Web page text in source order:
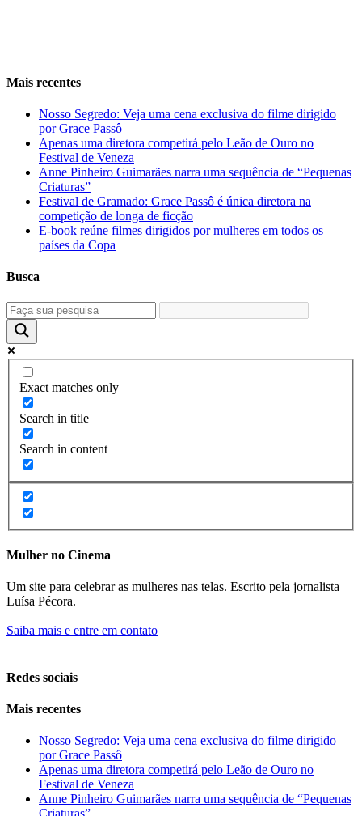
Mais recentes
Nosso Segredo: Veja uma cena exclusiva do filme dirigido
por Grace Passô
Apenas uma diretora competirá pelo Leão de Ouro no
Festival de Veneza
Anne Pinheiro Guimarães narra uma sequência de “Pequenas
Criaturas”
Festival de Gramado: Grace Passô é única diretora na
competição de longa de ficção
E-book reúne filmes dirigidos por mulheres em todos os
países da Copa
Busca
Exact matches only
Search in title
Search in content
Mulher no Cinema
Um site para celebrar as mulheres nas telas. Escrito pela jornalista
Luísa Pécora.
Saiba mais e entre em contato
Redes sociais
Mais recentes
Nosso Segredo: Veja uma cena exclusiva do filme dirigido
por Grace Passô
Apenas uma diretora competirá pelo Leão de Ouro no
Festival de Veneza
Anne Pinheiro Guimarães narra uma sequência de “Pequenas